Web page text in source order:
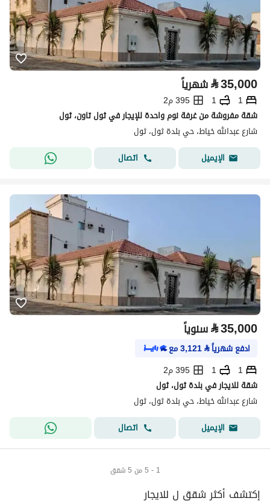
⃁35,000 شهرياً
1
1
395 م2
شقة مفروشة من غرفة نوم واحدة للإيجار في ثول تاون، ثول
شارع عبدالله خياط، حي بلدة ثول، ثول
الإيميل
اتصال
⃁35,000 سنوياً
ادفع شهرياً⃁
3,121مع
1
1
395 م2
شقة للايجار في بلدة ثول، ثول
شارع عبدالله خياط، حي بلدة ثول، ثول
الإيميل
اتصال
1 - 5 من 5 شقق
إكتشف أكثر شقق ل للايجار